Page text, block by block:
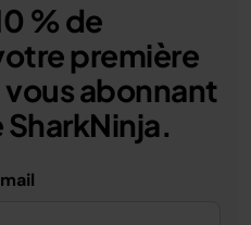
% de
première
abonnant